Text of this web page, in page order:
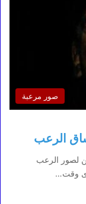
صور مرعبة
لصور الرعب
اى وقت…